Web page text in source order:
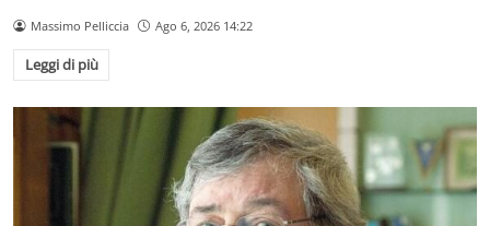
Massimo Pelliccia Ago 6, 2026 14:22
Leggi di più